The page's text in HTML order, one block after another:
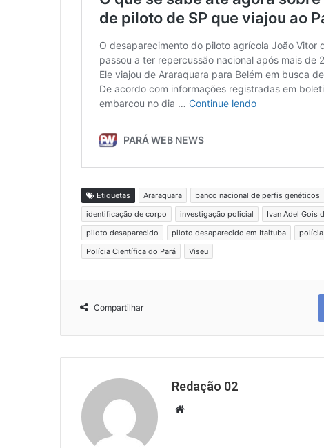
Etiquetas Araraquara banco nacional de perfis genéticos
identificação de corpo
investigação policial Ivan Adel Gois
piloto desaparecido
piloto desaparecido em Itaituba
Polícia Científica do Pará
Viseu
Compartilhar
Redação 02
Website